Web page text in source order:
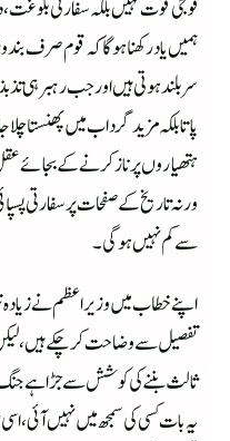
فوجی قوت نہیں بلکہ سفارتی
ہمیں یاد رکھنا ہوگا کہ قوم صرف
سربلند ہوتی ہیں اور جب رہبر ہی
پاتا بلکہ مزیدگرداب میں پھنستا
ہتھیاروں پر ناز کرنے کے بجائے
ورنہ تاریخ کے صفحات پر سفارتی
سے کم نہیں ہوگی۔
اپنے خطاب میں وزیراعظم نے زیادہ
تفصیل سے وضاحت کر چکے
ثالث بننے کی کوشش سے جڑا ہے
یہ بات کسی کی سمجھ میں نہیں